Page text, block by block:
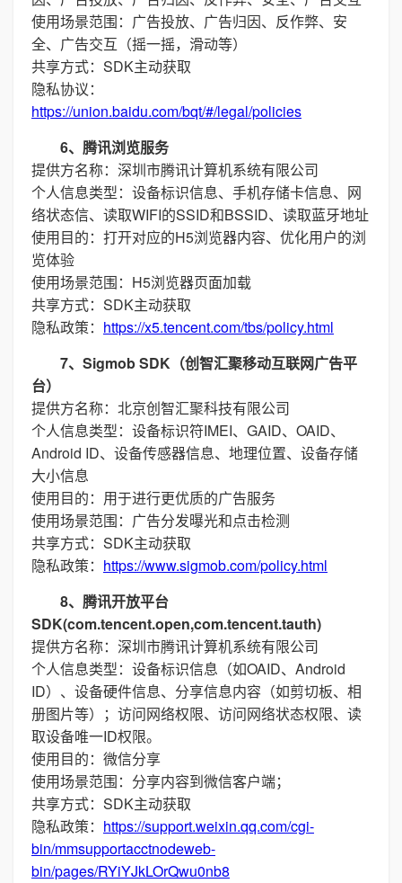
使用场景范围：广告投放、广告归因、反作弊、安
全、广告交互（摇一摇，滑动等）
共享方式：SDK主动获取
隐私协议：
https://union.baidu.com/bqt/#/legal/policies
6、腾讯浏览服务
提供方名称：深圳市腾讯计算机系统有限公司
个人信息类型：设备标识信息、手机存储卡信息、网
络状态信、读取WIFI的SSID和BSSID、读取蓝牙地址
使用目的：打开对应的H5浏览器内容、优化用户的浏
览体验
使用场景范围：H5浏览器页面加载
共享方式：SDK主动获取
隐私政策： https://x5.tencent.com/tbs/policy.html
7、Sigmob SDK（创智汇聚移动互联网广告平
台）
提供方名称：北京创智汇聚科技有限公司
个人信息类型：设备标识符IMEI、GAID、OAID、
Android ID、设备传感器信息、地理位置、设备存储
大小信息
使用目的：用于进行更优质的广告服务
使用场景范围：广告分发曝光和点击检测
共享方式：SDK主动获取
隐私政策： https://www.sigmob.com/policy.html
8、腾讯开放平台
SDK(com.tencent.open,com.tencent.tauth)
提供方名称：深圳市腾讯计算机系统有限公司
个人信息类型：设备标识信息（如OAID、Android
ID）、设备硬件信息、分享信息内容（如剪切板、相
册图片等）；访问网络权限、访问网络状态权限、读
取设备唯一ID权限。
使用目的：微信分享
使用场景范围：分享内容到微信客户端；
共享方式：SDK主动获取
隐私政策： https://support.weixin.qq.com/cgi-
bin/mmsupportacctnodeweb-
bin/pages/RYiYJkLOrQwu0nb8